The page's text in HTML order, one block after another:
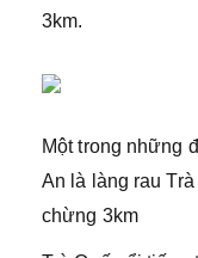
3km.
Một trong những
An là làng rau
chừng 3km